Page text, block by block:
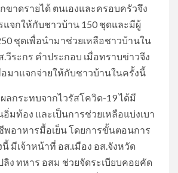
ขาดรายได้ ตนเองและครอบครัวจึง
จกให้กับชาวบ้าน 150 ชุดและมีผู้
ชุดเพื่อนำมาช่วยเหลือชาวบ้านใน
ระกร คำประกอบ เมื่อทราบข่าวจึง
มาแจกจ่ายให้กับชาวบ้านในครั้งนี้
ลกระทบจากไวรัสโควิด-19 ได้มี
มท้อง และเป็นการช่วยเหลือแบ่งเบา
พอาหารมื้อเย็น โดยการขั้นตอนการ
มีเจ้าหน้าที่ อส.เมือง อส.จังหวัด
ง ทหาร อสม ช่วยจัดระเบียบคอยคัด